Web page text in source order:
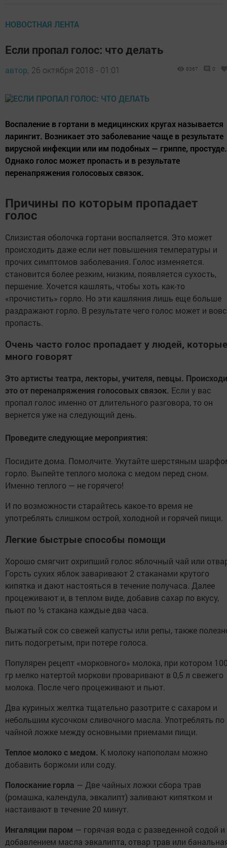
НОВОСТНАЯ ЛЕНТА
Если пропал голос: что делать
автор, 26 октября 2018 - 01:01 8367 0
Воспаление в гортани в медицинских кругах называется
ларингит. Возникает это заболевание чаще в результате
вирусной инфекции или им подобных — гриппе, простуде.
Однако голос может пропасть и в результате
перенапряжения голосовых связок.
Причины по которым пропадает
голос
Слизистая оболочка гортани воспаляется. Это может
происходить даже если нет повышения температуры и
прочих симптомов заболевания. Голос изменяется.
становится более резким, низким, появляется сухость,
першение. Хочется кашлять, чтобы хоть как-то
«прочистить» горло. Но эти кашляния лишь еще больше
раздражают горло. В результате чего голос может и
пропасть.
Очень часто голос пропадает у людей, которые
много говорят
Это артисты театра, лекторы, учителя, певцы.
это от перенапряжения голосовых связок. Если у вас
пропал голос именно от длительного разговора, то он
вернется уже на следующий день.
Проведите следующие мероприятия:
Посидите дома. Помолчите. Укутайте шерстяным
горло. Выпейте теплого молока с медом перед сном.
Именно теплого — не горячего!
И по возможности старайтесь какое-то время не
употреблять слишком острой, холодной и горячей пищи.
Легкие быстрые способы помощи
Хорошо смягчит охрипший голос яблочный чай или
Горсть сухих яблок заваривают 2 стаканами крутого
кипятка и дают настояться в течение получаса. Далее
процеживают и, в теплом виде, добавив сахар по вкусу,
пьют по ½ стакана каждые два часа.
Выжатый сок со свежей капусты или репы, также
пить подогретым, при потере голоса.
Популярен рецепт «морковного» молока, при котором
гр мелко натертой моркови проваривают в 0,5 л свежего
молока. После чего процеживают и пьют.
Два куриных желтка тщательно разотрите с сахаром и
небольшим кусочком сливочного масла. Употреблять по
чайной ложке между основными приемами пищи.
Теплое молоко с медом. К молоку напополам можно
добавить боржоми или соду.
Полоскание горла — Две чайных ложки сбора трав
(ромашка, календула, эвкалипт) заливают кипятком и
настаивают в течение 20 минут.
Ингаляции паром — горячая вода с разведенной содой и
добавлением масла эвкалипта, отвар трав или